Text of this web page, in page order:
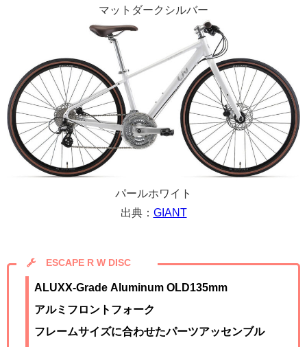
マットダークシルバー
パールホワイト
出典： GIANT
ESCAPE R W DISC
ALUXX-Grade Aluminum OLD135mm
アルミフロントフォーク
フレームサイズに合わせたパーツアッセンブル